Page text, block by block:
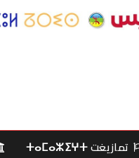
تمازيغت ⵜⴰⵎⴰⵣⵉⵖⵜ